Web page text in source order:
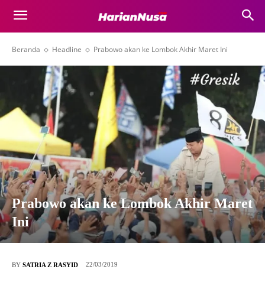
Beranda Headline Prabowo akan ke Lombok Akhir Maret Ini
Prabowo akan ke Lombok Akhir Maret
Ini
BY SATRIA Z RASYID 22/03/2019